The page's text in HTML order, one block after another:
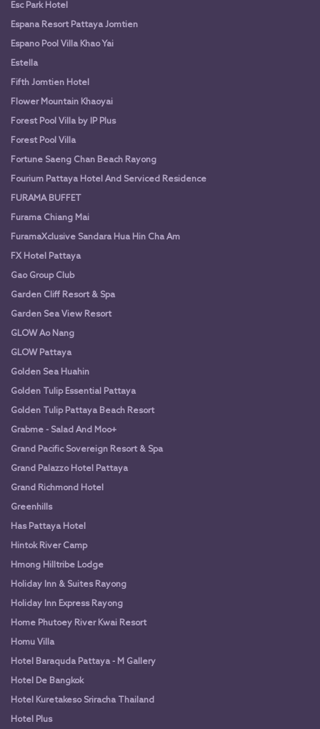
Esc Park Hotel
Espana Resort Pattaya Jomtien
Espano Pool Villa Khao Yai
Estella
Fifth Jomtien Hotel
Flower Mountain Khaoyai
Forest Pool Villa by IP Plus
Forest Pool Villa
Fortune Saeng Chan Beach Rayong
Fourium Pattaya Hotel And Serviced Residence
FURAMA BUFFET
Furama Chiang Mai
FuramaXclusive Sandara Hua Hin Cha Am
FX Hotel Pattaya
Gao Group Club
Garden Cliff Resort & Spa
Garden Sea View Resort
GLOW Ao Nang
GLOW Pattaya
Golden Sea Huahin
Golden Tulip Essential Pattaya
Golden Tulip Pattaya Beach Resort
Grabme - Salad And Moo+
Grand Pacific Sovereign Resort & Spa
Grand Palazzo Hotel Pattaya
Grand Richmond Hotel
Greenhills
Has Pattaya Hotel
Hintok River Camp
Hmong Hilltribe Lodge
Holiday Inn & Suites Rayong
Holiday Inn Express Rayong
Home Phutoey River Kwai Resort
Homu Villa
Hotel Baraquda Pattaya - M Gallery
Hotel De Bangkok
Hotel Kuretakeso Sriracha Thailand
Hotel Plus